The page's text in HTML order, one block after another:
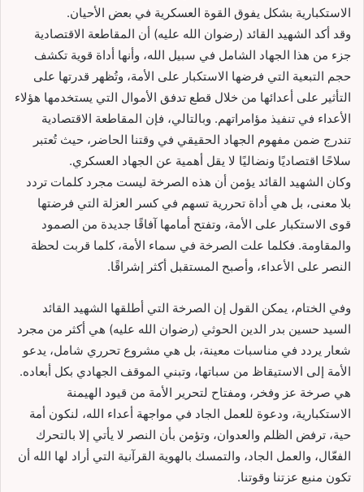
الاستكبارية بشكل يفوق القوة العسكرية في بعض الأحيان.
وقد أكد الشهيد القائد (رضوان الله عليه) أن المقاطعة الاقتصادية
جزء من هذا الجهاد الشامل في سبيل الله، وأنها أداة قوية تكشف
حجم التبعية التي فرضها الاستكبار على الأمة، وتُظهر قدرتها على
التأثير على أعدائها من خلال قطع تدفق الأموال التي يستخدمها هؤلاء
الأعداء في تنفيذ مؤامراتهم. وبالتالي، فإن المقاطعة الاقتصادية
تندرج ضمن مفهوم الجهاد الحقيقي في وقتنا الحاضر، حيث تُعتبر
سلاحًا اقتصاديًا ونضاليًا لا يقل أهمية عن الجهاد العسكري.
وكان الشهيد القائد يؤمن أن هذه الصرخة ليست مجرد كلمات تردد
بلا معنى، بل هي أداة تحررية تسهم في كسر العزلة التي فرضتها
قوى الاستكبار على الأمة، وتفتح أمامها آفاقًا جديدة من الصمود
والمقاومة. فكلما علت الصرخة في سماء الأمة، كلما قربت لحظة
النصر على الأعداء، وأصبح المستقبل أكثر إشراقًا.
وفي الختام، يمكن القول إن الصرخة التي أطلقها الشهيد القائد
السيد حسين بدر الدين الحوثي (رضوان الله عليه) هي أكثر من مجرد
شعار يردد في مناسبات معينة، بل هي مشروع تحرري شامل، يدعو
الأمة إلى الاستيقاظ من سباتها، وتبني الموقف الجهادي بكل أبعاده.
هي صرخة عز وفخر، ومفتاح لتحرير الأمة من قيود الهيمنة
الاستكبارية، ودعوة للعمل الجاد في مواجهة أعداء الله، لنكون أمة
حية، ترفض الظلم والعدوان، وتؤمن بأن النصر لا يأتي إلا بالتحرك
الفعّال، والعمل الجاد، والتمسك بالهوية القرآنية التي أراد لها الله أن
تكون منبع عزتنا وقوتنا.